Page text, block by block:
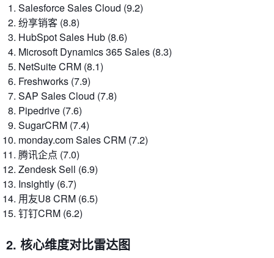
Salesforce Sales Cloud (9.2)
纷享销客 (8.8)
HubSpot Sales Hub (8.6)
Microsoft Dynamics 365 Sales (8.3)
NetSuite CRM (8.1)
Freshworks (7.9)
SAP Sales Cloud (7.8)
Pipedrive (7.6)
SugarCRM (7.4)
monday.com Sales CRM (7.2)
腾讯企点 (7.0)
Zendesk Sell (6.9)
Insightly (6.7)
用友U8 CRM (6.5)
钉钉CRM (6.2)
2. 核心维度对比雷达图